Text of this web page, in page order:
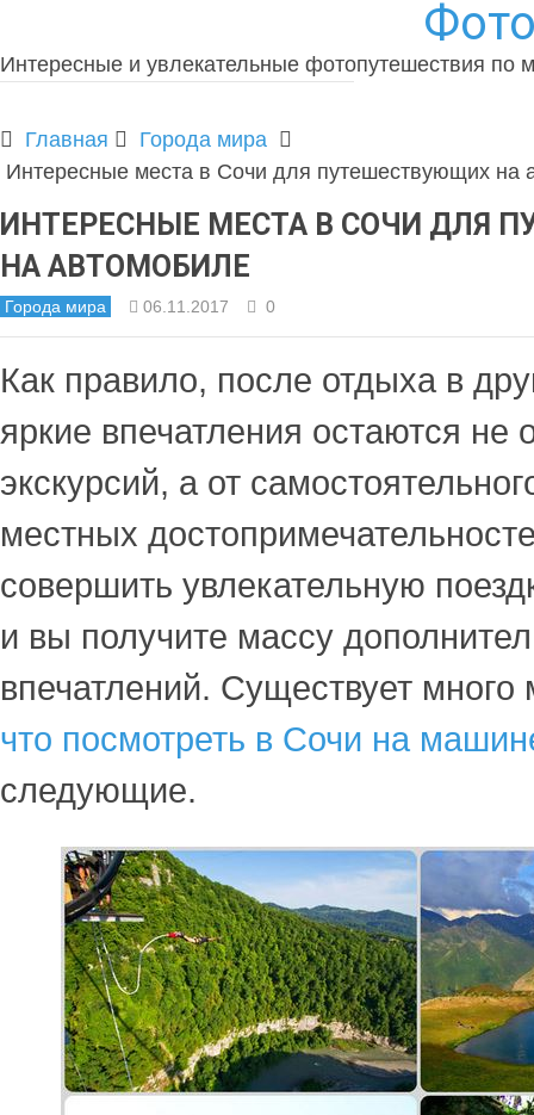
Интересные и увлекательные фотопутешествия по
Главная
Города мира
Интересные места в Сочи для путешествующих на
ИНТЕРЕСНЫЕ МЕСТА В СОЧИ ДЛЯ
НА АВТОМОБИЛЕ
Города мира 06.11.2017 0
Как правило, после отдыха в
яркие впечатления остаются не
экскурсий, а от
местных
совершить увлекательную
и вы получите массу
впечатлений. Существует много
что посмотреть в Сочи на
следующие.